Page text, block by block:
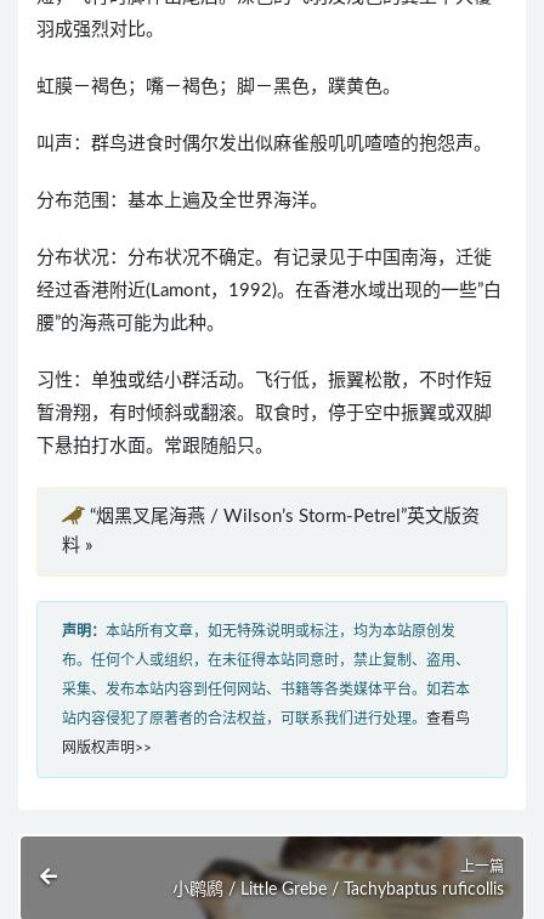
羽成强烈对比。
虹膜－褐色；嘴－褐色；脚－黑色，蹼黄色。
叫声：群鸟进食时偶尔发出似麻雀般叽叽喳喳的抱怨声。
分布范围：基本上遍及全世界海洋。
分布状况：分布状况不确定。有记录见于中国南海，迁徙
经过香港附近(Lamont，1992)。在香港水域出现的一些”白
腰”的海燕可能为此种。
习性：单独或结小群活动。飞行低，振翼松散，不时作短
暂滑翔，有时倾斜或翻滚。取食时，停于空中振翼或双脚
下悬拍打水面。常跟随船只。
“烟黑叉尾海燕 / Wilson’s Storm-Petrel”英文版资
料 »
声明： 本站所有文章，如无特殊说明或标注，均为本站原创发
布。任何个人或组织，在未征得本站同意时，禁止复制、盗用、
采集、发布本站内容到任何网站、书籍等各类媒体平台。如若本
站内容侵犯了原著者的合法权益，可联系我们进行处理。 查看鸟
网版权声明>>
上一篇
小䴙䴘 / Little Grebe / Tachybaptus ruficollis